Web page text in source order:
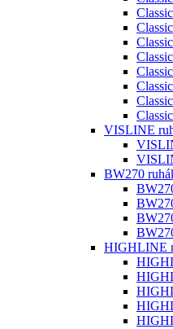
VISLINE
BW270
HIGHLINE